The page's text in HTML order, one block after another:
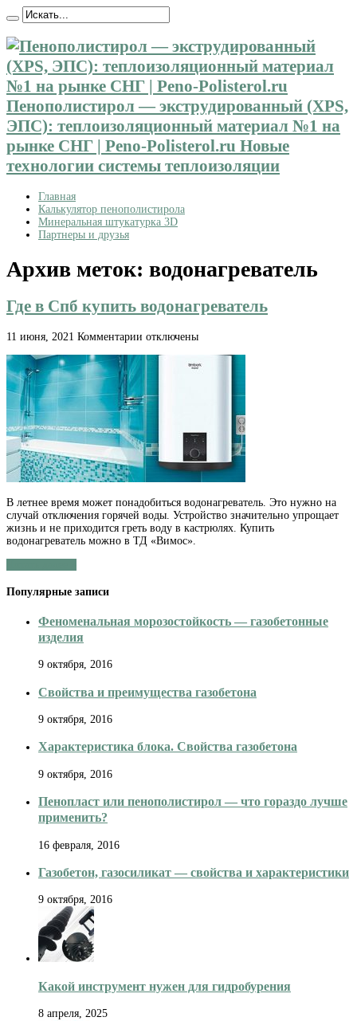
Пенополистирол — экструдированный (XPS,
ЭПС): теплоизоляционный материал №1 на
рынке СНГ | Peno-Polisterol.ru Новые
технологии системы теплоизоляции
Главная
Калькулятор пенополистирола
Минеральная штукатурка 3D
Партнеры и друзья
Архив меток: водонагреватель
Где в Спб купить водонагреватель
11 июня, 2021 Комментарии к
купить
водонагреватель
отключены
В летнее время может понадобиться водонагреватель. Это нужно на
случай отключения горячей воды. Устройство значительно упрощает
жизнь и не приходится греть воду в кастрюлях. Купить
водонагреватель можно в ТД «Вимос».
Популярные записи
Феноменальная морозостойкость — газобетонные
изделия
9 октября, 2016
Свойства и преимущества газобетона
9 октября, 2016
Характеристика блока. Свойства газобетона
9 октября, 2016
Пенопласт или пенополистирол — что гораздо лучше
применить?
16 февраля, 2016
Газобетон, газосиликат — свойства и характеристики
9 октября, 2016
Какой инструмент нужен для гидробурения
8 апреля, 2025